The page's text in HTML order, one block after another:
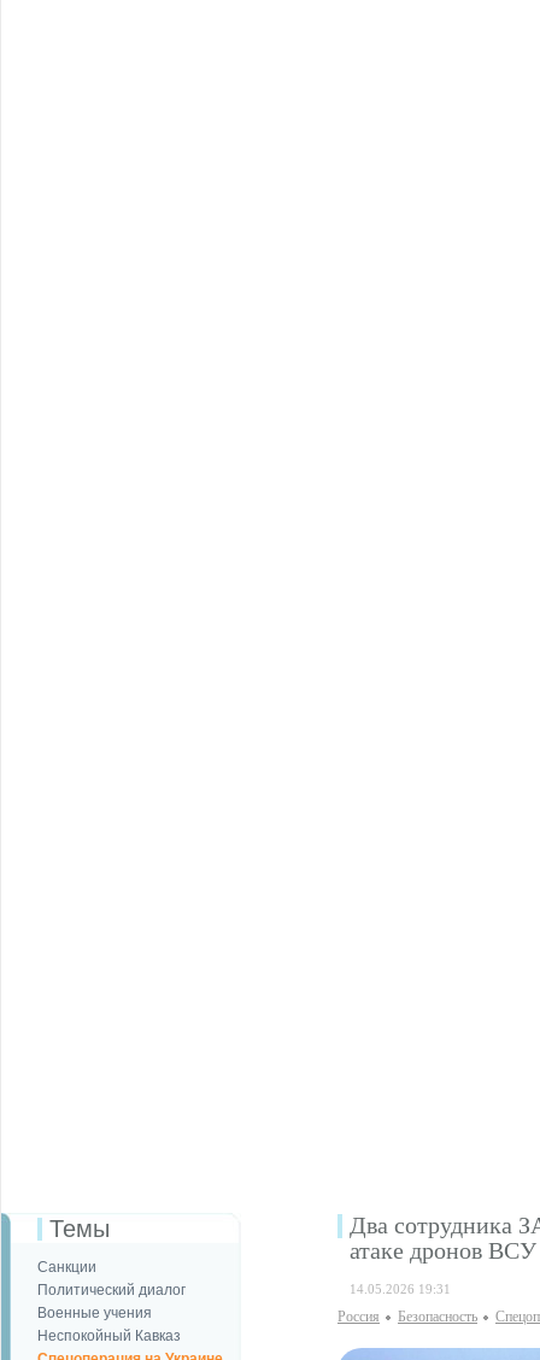
Темы
Санкции
Политический диалог
Военные учения
Неспокойный Кавказ
Два сотрудника
атаке дронов ВСУ
14.05.2026 19:31
Россия Безопаcность